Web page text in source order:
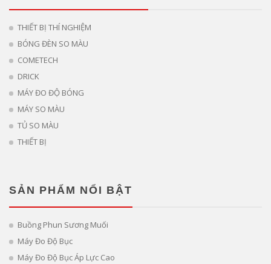
THIẾT BỊ THÍ NGHIỆM
BÓNG ĐÈN SO MÀU
COMETECH
DRICK
MÁY ĐO ĐỘ BÓNG
MÁY SO MÀU
TỦ SO MÀU
THIẾT BỊ
SẢN PHẨM NỔI BẬT
Buồng Phun Sương Muối
Máy Đo Độ Bục
Máy Đo Độ Bục Áp Lực Cao